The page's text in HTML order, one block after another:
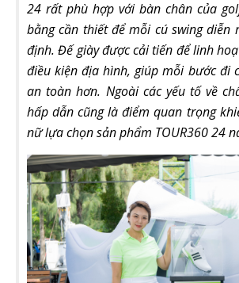
24 rất phù hợp với bàn chân của
bằng cần thiết để mỗi cú swing
định. Đế giày được cải tiến để linh
điều kiện địa hình, giúp mỗi bước đi
an toàn hơn. Ngoài các yếu tố về
hấp dẫn cũng là điểm quan trọng
nữ lựa chọn sản phẩm TOUR360 24